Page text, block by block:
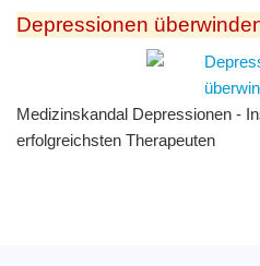
Depressionen
Medizinskandal Depressionen -
erfolgreichsten Therapeuten